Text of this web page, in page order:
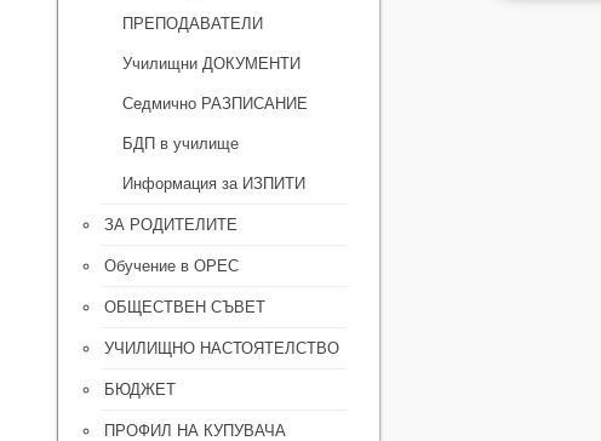
ПРЕПОДАВАТЕЛИ
Училищни ДОКУМЕНТИ
Седмично РАЗПИСАНИЕ
БДП в училище
Информация за ИЗПИТИ
ЗА РОДИТЕЛИТЕ
Обучение в ОРЕС
ОБЩЕСТВЕН СЪВЕТ
УЧИЛИЩНО НАСТОЯТЕЛСТВО
БЮДЖЕТ
ПРОФИЛ НА КУПУВАЧА